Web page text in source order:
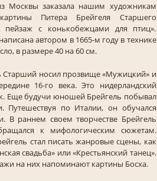
Москвы заказала нашим художникам
Питера Брейгеля Старшего
пейзаж с конькобежцами для птиц».
автором в 1665-м году в технике
в размере 40 на 60 см.
Старший носил прозвище «Мужицкий» и
16-го века. Это нидерландский
Еще будучи юношей Брейгель побывал
Путешествуя по Италии, он обучался
В раннем своем творчестве Брейгель
к мифологическим сюжетам.
стал писать жанровые сцены, как
свадьба» или «Крестьянский танец».
на них напоминают картины Босха.